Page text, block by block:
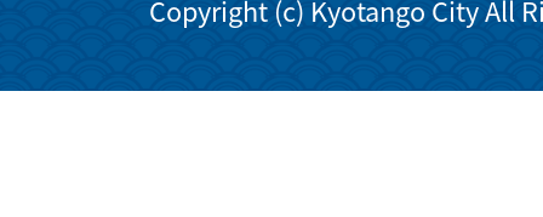
Copyright (c) Kyotango City All